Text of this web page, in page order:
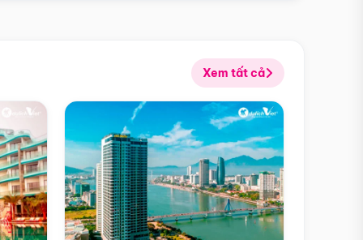
Xem tất cả